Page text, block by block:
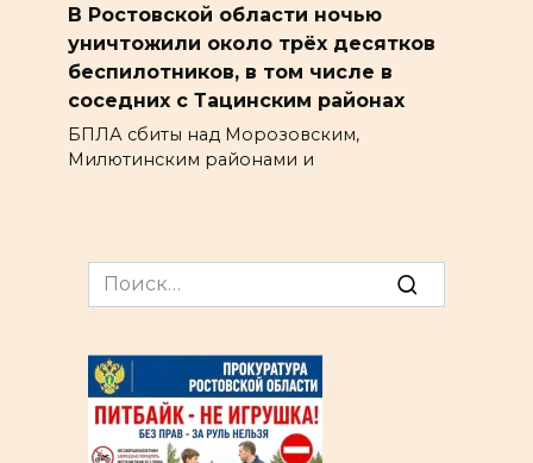
В Ростовской области ночью
уничтожили около трёх десятков
беспилотников, в том числе в
соседних с Тацинским районах
БПЛА сбиты над Морозовским,
Милютинским районами и
Search
for: